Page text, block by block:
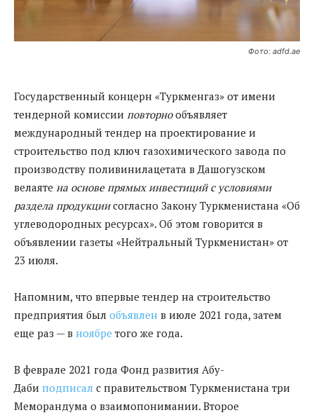
Фото: adfd.ae
Государственный концерн «Туркменгаз» от имени
тендерной комиссии повторнообъявляет
международный тендер на проектирование и
строительство под ключ газохимического завода по
производству поливинилацетата в Дашогузском
велаяте на основе прямых инвестиций с условиями
раздела продукциисогласно Закону Туркменистана «Об
углеводородных ресурсах». Об этом говорится в
объявлении газеты «Нейтральный Туркменистан» от
23 июля.
Напомним, что впервые тендер на строительство
предприятия был объявлен в июле 2021 года, затем
еще раз — в ноябре того же года.
В феврале 2021 года Фонд развития Абу-
Даби подписал с правительством Туркменистана три
Меморандума о взаимопонимании. Второе